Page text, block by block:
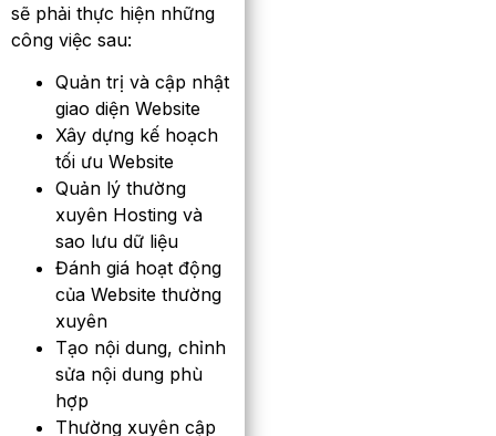
sẽ phải thực hiện những
công việc sau:
Quản trị và cập nhật
giao diện Website
Xây dựng kế hoạch
tối ưu Website
Quản lý thường
xuyên Hosting và
sao lưu dữ liệu
Đánh giá hoạt động
của Website thường
xuyên
Tạo nội dung, chỉnh
sửa nội dung phù
hợp
Thường xuyên cập